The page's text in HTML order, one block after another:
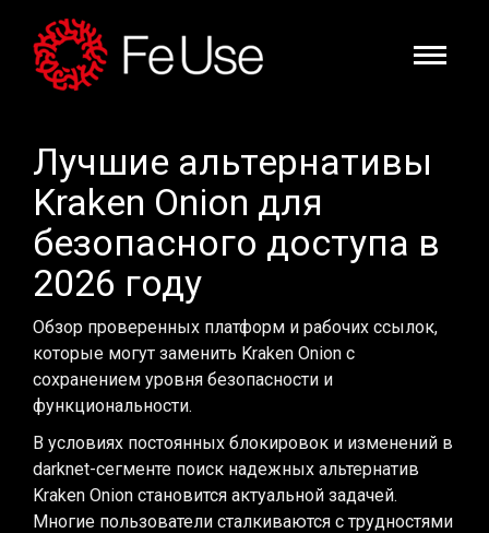
Лучшие альтернативы
Kraken Onion для
безопасного доступа в
2026 году
Обзор проверенных платформ и рабочих ссылок,
которые могут заменить Kraken Onion с
сохранением уровня безопасности и
функциональности.
В условиях постоянных блокировок и изменений в
darknet-сегменте поиск надежных альтернатив
Kraken Onion становится актуальной задачей.
Многие пользователи сталкиваются с трудностями